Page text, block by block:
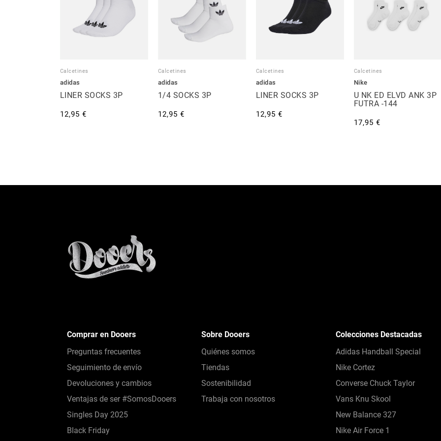
Calcetines
adidas
LINER SOCKS 3P
12,95 €
Calcetines
adidas
1/4 SOCKS 3P
12,95 €
Calcetines
adidas
LINER SOCKS 3P
12,95 €
Calcetines
Nike
U NK ED ELVD ANK 3P
FUTRA -144
17,95 €
Comprar en Dooers
Preguntas frecuentes
Seguimiento de envío
Devoluciones y cambios
Ventajas de ser #SomosDooers
Singles Day 2025
Black Friday
Sobre Dooers
Quiénes somos
Tiendas
Sostenibilidad
Trabaja con nosotros
Colecciones Destacadas
Adidas Handball Special
Nike Cortez
Converse Chuck Taylor
Vans Knu Skool
New Balance 327
Nike Air Force 1